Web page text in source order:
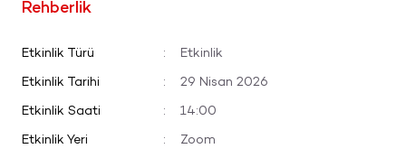
Rehberlik
Etkinlik Türü : Etkinlik
Etkinlik Tarihi : 29 Nisan 2026
Etkinlik Saati : 14:00
Etkinlik Yeri : Zoom